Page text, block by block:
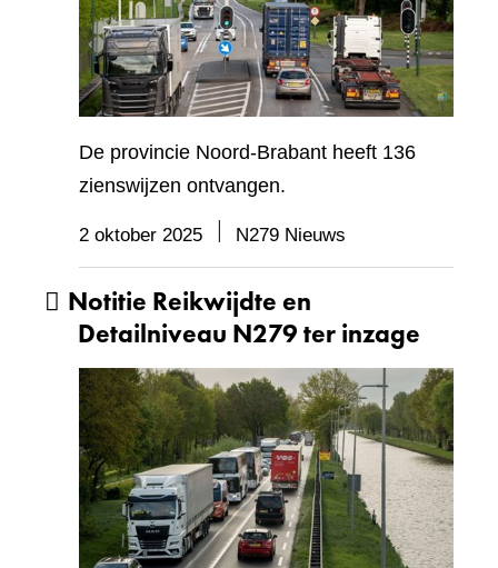
De provincie Noord-Brabant heeft 136
zienswijzen ontvangen.
2 oktober 2025 N279 Nieuws
Notitie Reikwijdte en
Detailniveau N279 ter inzage